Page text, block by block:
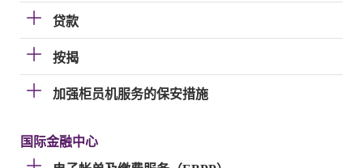
贷款
按揭
加强柜员机服务的保安措施
国际金融中心